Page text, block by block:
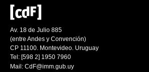
Av. 18 de Julio 885
(entre Andes y Convención)
CP 11100. Montevideo. Uruguay
Tel: [598 2] 1950 7960
Mail: CdF@imm.gub.uy